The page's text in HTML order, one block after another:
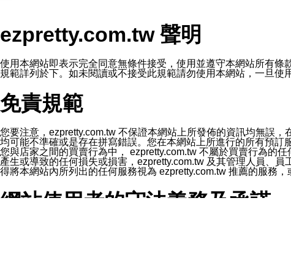
本公司/本服務將以通知型訊息傳送重要訊息給您。即使未加入
本公司/本服務傳送之通知型訊息以對您有效且重要的訊息為限
2.該 LINE 帳號已在 LINE APP 設定中，同意接收通知型訊息。
3.LINE 帳號未封鎖傳送訊息之 LINE 官方帳號。
欲變更通知型訊息的設定，操作如下：
1.點選「主頁」＞「設定」
2.點選「隱私設定」
3.點選「提供使用資料」
5.開關「接收LINE通知型訊息」
❗️關閉「接收通知型訊息」後，將不會接收到來自任何企業官方
ezpretty.com.tw 聲明
使用本網站即表示完全同意無條件接受，使用並遵守本網站所有
規範詳列於下。如未閱讀或不接受此規範請勿使用本網站，一旦使
免責規範
您要注意，ezpretty.com.tw 不保證本網站上所發佈的資訊均無誤
均可能不準確或是存在拼寫錯誤。您在本網站上所進行的所有預
您與店家之間的買賣行為中， ezpretty.com.tw 不屬於買賣行為的
產生或導致的任何損失或損害，ezpretty.com.tw 及其管理人員、
得將本網站內所列出的任何服務視為 ezpretty.com.tw 推薦的服務
網站使用者的守法義務及承諾